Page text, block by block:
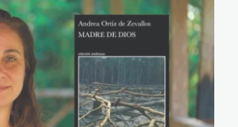
ortiz-de-
de-